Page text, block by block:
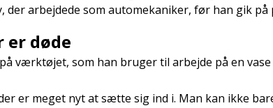
der arbejdede som automekaniker, før han gik på
er døde
værktøjet, som han bruger til arbejde på en
er meget nyt at sætte sig ind i. Man kan ikke